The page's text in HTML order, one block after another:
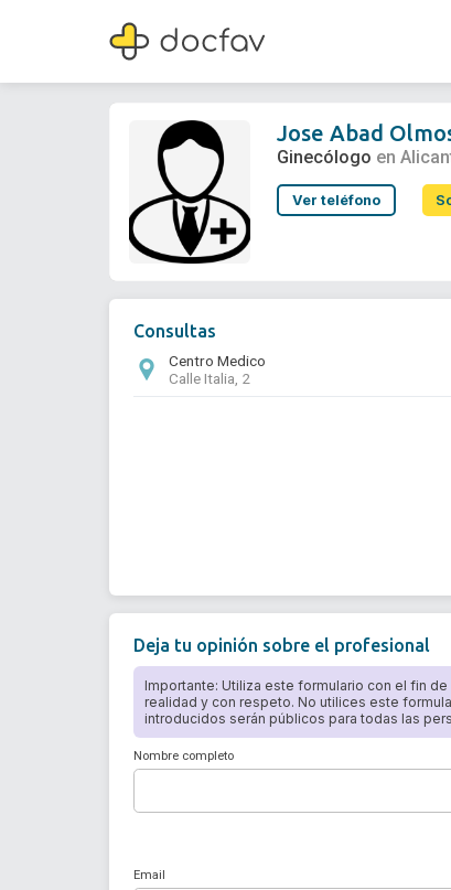
Jose Abad Olmos
Ginecólogo
Jose Abad
Ginecólogo en
Ver teléfono
Consultas
Centro Medico
Calle Italia, 2
Deja tu opinión sobre el profesional
Importante: Utiliza este formulario con el fin
realidad y con respeto. No utilices este
introducidos serán públicos para todas las
Nombre completo
Email